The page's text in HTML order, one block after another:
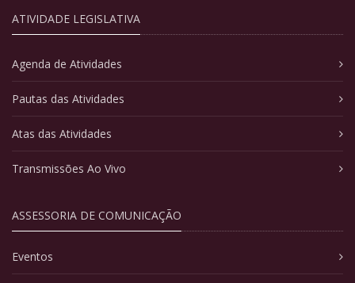
ATIVIDADE LEGISLATIVA
Agenda de Atividades
Pautas das Atividades
Atas das Atividades
Transmissões Ao Vivo
ASSESSORIA DE COMUNICAÇÃO
Eventos